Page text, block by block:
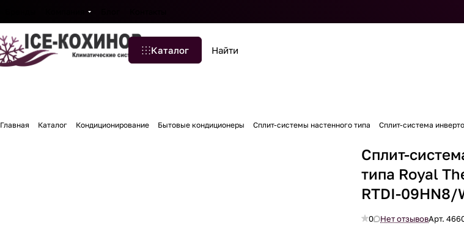
Каталог
Главная Каталог Кондиционирование Бытовые кондиционеры Сплит-системы настенного типа Сплит-система
Сплит-
типа Royal
RTDI-09HN8/
0 Нет отзывовАрт.